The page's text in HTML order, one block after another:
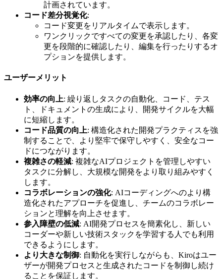
計画されています。
コード差分視覚化:
コード変更をリアルタイムで表示します。
ワンクリックですべての変更を承認したり、各変
更を段階的に確認したり、編集を行ったりするオ
プションを提供します。
ユーザーメリット
効率の向上: 繰り返しタスクの自動化、コード、テス
ト、ドキュメントの生成により、開発サイクルを大幅
に短縮します。
コード品質の向上: 構造化された開発プラクティスを強
制することで、より堅牢で保守しやすく、安全なコー
ドにつながります。
複雑さの軽減: 複雑なAIプロジェクトを管理しやすい
タスクに分解し、大規模な開発をより取り組みやすく
します。
コラボレーションの強化: AIコーディングへのより構
造化されたアプローチを促進し、チームのコラボレー
ションと理解を向上させます。
参入障壁の低減: AI開発プロセスを簡素化し、新しい
コーダーや新しい技術スタックを学習する人でも利用
できるようにします。
より大きな制御: 自動化を実行しながらも、Kiroはユー
ザーが開発プロセスと生成されたコードを制御し続け
ることを保証します。